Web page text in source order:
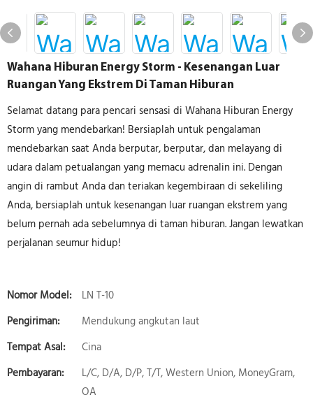
Wahana Hiburan Energy Storm - Kesenangan Luar
Ruangan Yang Ekstrem Di Taman Hiburan
Selamat datang para pencari sensasi di Wahana Hiburan Energy
Storm yang mendebarkan! Bersiaplah untuk pengalaman
mendebarkan saat Anda berputar, berputar, dan melayang di
udara dalam petualangan yang memacu adrenalin ini. Dengan
angin di rambut Anda dan teriakan kegembiraan di sekeliling
Anda, bersiaplah untuk kesenangan luar ruangan ekstrem yang
belum pernah ada sebelumnya di taman hiburan. Jangan lewatkan
perjalanan seumur hidup!
Nomor Model:
LN T-10
Pengiriman:
Mendukung angkutan laut
Tempat Asal:
Cina
Pembayaran:
L/C, D/A, D/P, T/T, Western Union, MoneyGram,
OA